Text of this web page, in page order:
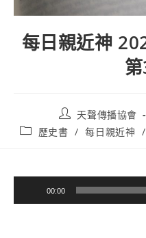
每日親近神
天聲傳播協會
歷史書 / 每日親近神 /
訊
00:00